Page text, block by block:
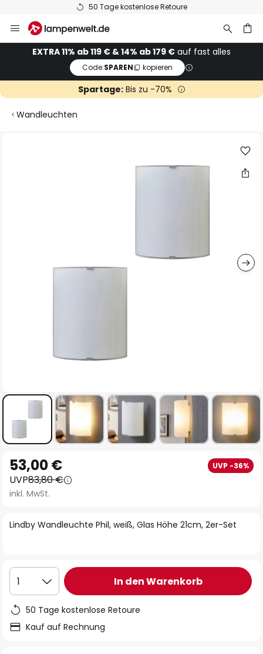
50 Tage kostenlose Retoure
Inhalt
springenEXTRA 11% ab 119 € & 14% ab 179 € auf fast alles
Code:SPAREN kopieren
Spartage:Bis zu -70%
Wandleuchten
Anfang
der
Bildgalerie
Lindby Wandleuchte Phil, weiß, Glas Höhe 21cm, 2er-Set
53,00 € UVP -36%
UVP83,80 €
inkl. MwSt.
1 In den Warenkorb
50 Tage kostenlose Retoure
Kauf auf Rechnung